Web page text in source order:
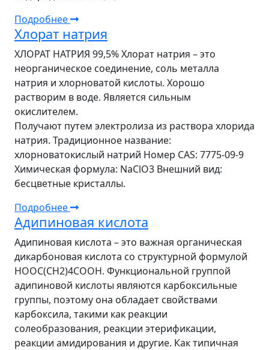
Подробнее
Хлорат натрия
ХЛОРАТ НАТРИЯ 99,5% Хлорат натрия – это
неорганическое соединение, соль металла
натрия и хлорноватой кислоты. Хорошо
растворим в воде. Является сильным
окислителем.
Получают путем электролиза из раствора хлорида
натрия. Традиционное название:
хлорноватокислый натрий Номер CAS: 7775-09-9
Химическая формула: NaClO3 Внешний вид:
бесцветные кристаллы.
Подробнее
Адипиновая кислота
Адипиновая кислота – это важная органическая
дикарбоновая кислота со структурной формулой
HOOC(CH2)4COOH. Функциональной группой
адипиновой кислоты являются карбоксильные
группы, поэтому она обладает свойствами
карбоксила, такими как реакции
солеобразования, реакции этерификации,
реакции амидирования и другие. Как типичная